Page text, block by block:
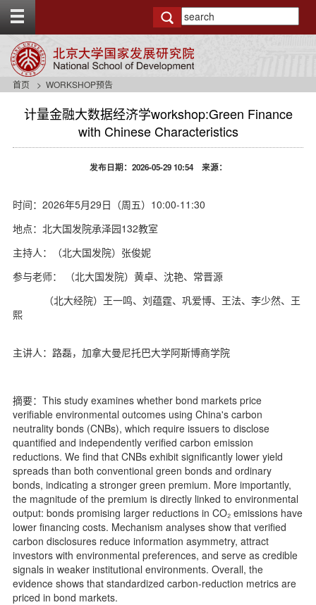
g
t
首页 WORKSHOP预告
计量金融大数据经济学workshop:Green Finance
with Chinese Characteristics
发布日期：2026-05-29 10:54 来源：
时间：2026年5月29日（周五）10:00-11:30
地点：北大国发院承泽园132教室
主持人：（北大国发院）张俊妮
参与老师： （北大国发院）黄卓、沈艳、常晋源
（北大经院）王一鸣、刘蕴霆、巩爱博、王法、李少然、王
熙
主讲人：路磊，加拿大曼尼托巴大学阿斯博商学院
摘要：This study examines whether bond markets price
verifiable environmental outcomes using China's carbon
neutrality bonds (CNBs), which require issuers to disclose
quantified and independently verified carbon emission
reductions. We find that CNBs exhibit significantly lower yield
spreads than both conventional green bonds and ordinary
bonds, indicating a stronger green premium. More importantly,
the magnitude of the premium is directly linked to environmental
output: bonds promising larger reductions in CO₂ emissions have
lower financing costs. Mechanism analyses show that verified
carbon disclosures reduce information asymmetry, attract
investors with environmental preferences, and serve as credible
signals in weaker institutional environments. Overall, the
evidence shows that standardized carbon-reduction metrics are
priced in bond markets.